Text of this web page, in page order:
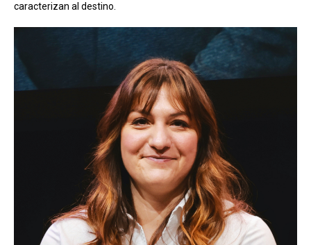
caracterizan al destino.